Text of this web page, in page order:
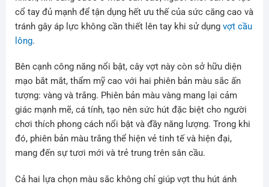
cổ tay đủ mạnh để tận dụng hết ưu thế của sức căng cao và
tránh gây áp lực không cần thiết lên tay khi sử dụng vợt cầu
lông.
Bên cạnh công năng nổi bật, cây vợt này còn sở hữu diện
mạo bắt mắt, thẩm mỹ cao với hai phiên bản màu sắc ấn
tượng: vàng và trắng. Phiên bản màu vàng mang lại cảm
giác mạnh mẽ, cá tính, tạo nên sức hút đặc biệt cho người
chơi thích phong cách nổi bật và đầy năng lượng. Trong khi
đó, phiên bản màu trắng thể hiện vẻ tinh tế và hiện đại,
mang đến sự tươi mới và trẻ trung trên sân cầu.
Cả hai lựa chọn màu sắc không chỉ giúp vợt thu hút ánh